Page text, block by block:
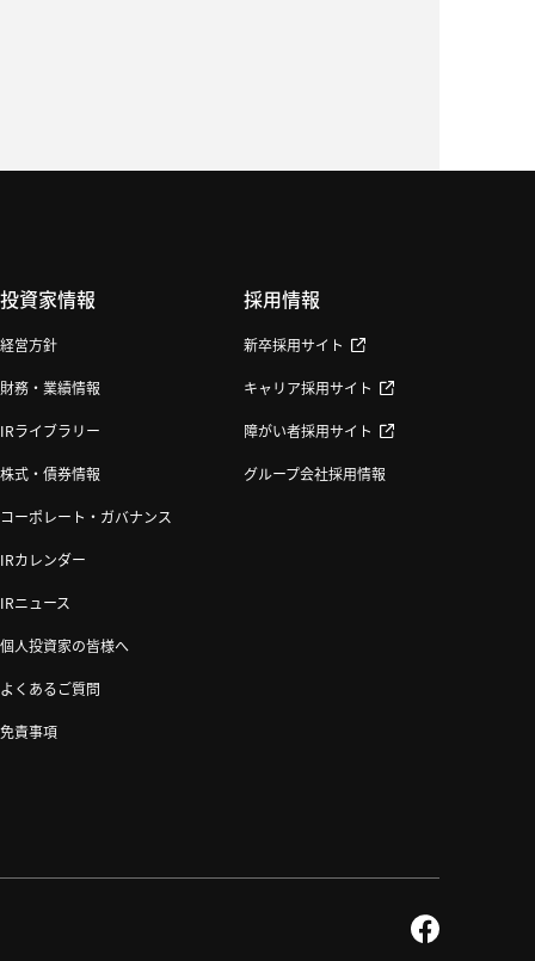
投資家情報
経営方針
財務・業績情報
IRライブラリー
株式・債券情報
コーポレート・ガバナンス
IRカレンダー
IRニュース
個人投資家の皆様へ
よくあるご質問
免責事項
採用情報
新卒採用サイト
キャリア採用サイト
障がい者採用サイト
グループ会社採用情報